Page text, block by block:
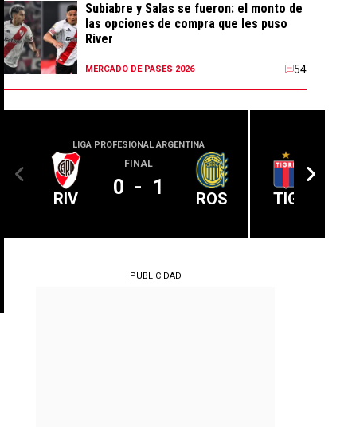
Subiabre y Salas se fueron: el monto de
las opciones de compra que les puso
River
MERCADO DE PASES 2026 54
LIGA PROFESIONAL ARGENTINA
RIV
FINAL
0 - 1 ROS TIG
PUBLICIDAD